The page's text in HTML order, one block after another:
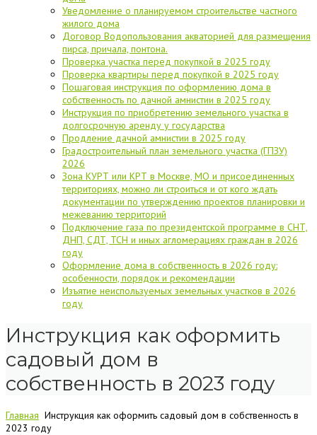
Уведомление о планируемом строительстве частного
жилого дома
Договор Водопользования акваторией для размещения
пирса, причала, понтона.
Проверка участка перед покупкой в 2025 году
Проверка квартиры перед покупкой в 2025 году
Пошаговая инструкция по оформлению дома в
собственность по дачной амнистии в 2025 году
Инструкция по приобретению земельного участка в
долгосрочную аренду у государства
Продление дачной амнистии в 2025 году
Градостроительный план земельного участка (ГПЗУ)
2026
Зона КУРТ или КРТ в Москве, МО и присоединенных
территориях, можно ли строиться и от кого ждать
документации по утверждению проектов планировки и
межеванию территорий
Подключение газа по президентской программе в СНТ,
ДНП, СДТ, ТСН и иных агломерациях граждан в 2026
году
Оформление дома в собственность в 2026 году:
особенности, порядок и рекомендации
Изъятие неиспользуемых земельных участков в 2026
году
Инструкция как оформить
садовый дом в
собственность в 2023 году
Главная Инструкция как оформить садовый дом в собственность в
2023 году